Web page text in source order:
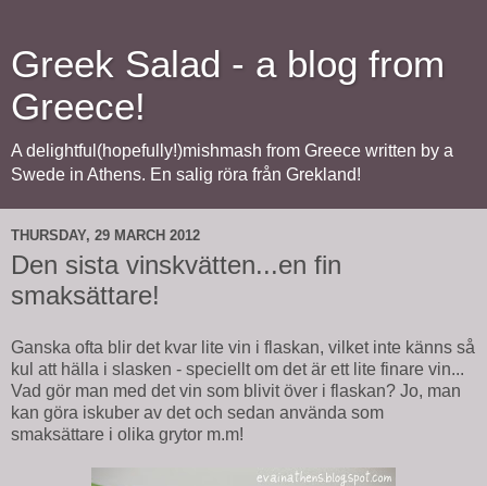
Greek Salad - a blog from
Greece!
A delightful(hopefully!)mishmash from Greece written by a
Swede in Athens. En salig röra från Grekland!
THURSDAY, 29 MARCH 2012
Den sista vinskvätten...en fin
smaksättare!
Ganska ofta blir det kvar lite vin i flaskan, vilket inte känns så
kul att hälla i slasken - speciellt om det är ett lite finare vin...
Vad gör man med det vin som blivit över i flaskan? Jo, man
kan göra iskuber av det och sedan använda som
smaksättare i olika grytor m.m!